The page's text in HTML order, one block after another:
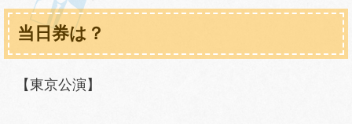
当日券は？
【東京公演】